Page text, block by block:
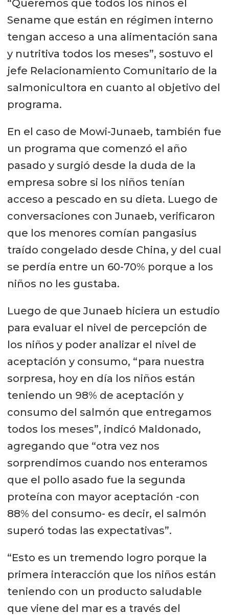
Coopera responsablemente
Sé respetuoso
Sé solidario e inclusivo
Cuida espacios comunes
Sé parte de planes de
contingencia
Minimiza impactos
Informa responsablemente
“Queremos que todos los niños el
Sename que están en régimen interno
tengan acceso a una alimentación sana
y nutritiva todos los meses”, sostuvo el
jefe Relacionamiento Comunitario de la
salmonicultora en cuanto al objetivo del
programa.
En el caso de Mowi-Junaeb, también fue
un programa que comenzó el año
pasado y surgió desde la duda de la
empresa sobre si los niños tenían
acceso a pescado en su dieta. Luego de
conversaciones con Junaeb, verificaron
que los menores comían pangasius
traído congelado desde China, y del cual
se perdía entre un 60-70% porque a los
niños no les gustaba.
Luego de que Junaeb hiciera un estudio
para evaluar el nivel de percepción de
los niños y poder analizar el nivel de
aceptación y consumo, “para nuestra
sorpresa, hoy en día los niños están
teniendo un 98% de aceptación y
consumo del salmón que entregamos
todos los meses”, indicó Maldonado,
agregando que “otra vez nos
sorprendimos cuando nos enteramos
que el pollo asado fue la segunda
proteína con mayor aceptación -con
88% del consumo- es decir, el salmón
superó todas las expectativas”.
“Esto es un tremendo logro porque la
primera interacción que los niños están
teniendo con un producto saludable
que viene del mar es a través del